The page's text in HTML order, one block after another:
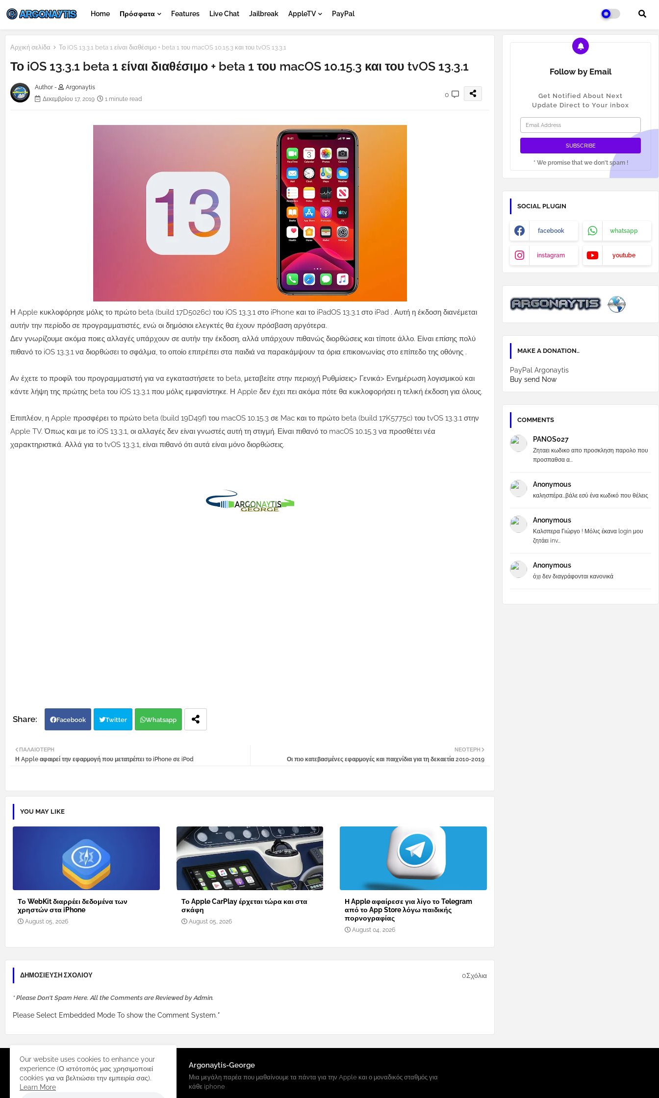
Home Πρόσφατα Features Live Chat Jailbreak AppleTV PayPal
Αρχική σελίδα Το iOS 13.3.1 beta 1 είναι διαθέσιμο + beta 1 του macOS 10.15.3 και του tvOS 13.3.1
Το iOS 13.3.1 beta 1 είναι διαθέσιμο + beta 1 του macOS 10.15.3 και του tvOS 13.3.1
Author -
Argonaytis
Δεκεμβρίου 17, 2019
1 minute read
0
Η Apple κυκλοφόρησε μόλις το πρώτο beta (build 17D5026c) του iOS 13.3.1 στο iPhone και το iPadOS 13.3.1 στο iPad . Αυτή η έκδοση διανέμεται
αυτήν την περίοδο σε προγραμματιστές, ενώ οι δημόσιοι ελεγκτές θα έχουν πρόσβαση αργότερα.
Δεν γνωρίζουμε ακόμα ποιες αλλαγές υπάρχουν σε αυτήν την έκδοση, αλλά υπάρχουν πιθανώς διορθώσεις και τίποτε άλλο. Είναι επίσης πολύ
πιθανό το iOS 13.3.1 να διορθώσει το σφάλμα, το οποίο επιτρέπει στα παιδιά να παρακάμψουν τα όρια επικοινωνίας στο επίπεδο της οθόνης .
Αν έχετε το προφίλ του προγραμματιστή για να εγκαταστήσετε το beta, μεταβείτε στην περιοχή Ρυθμίσεις> Γενικά> Ενημέρωση λογισμικού και
κάντε λήψη της πρώτης beta του iOS 13.3.1 που μόλις εμφανίστηκε. Η Apple δεν έχει πει ακόμα πότε θα κυκλοφορήσει η τελική έκδοση για όλους.
Επιπλέον, η Apple προσφέρει το πρώτο beta (build 19D49f) του macOS 10.15.3 σε Mac και το πρώτο beta (build 17K5775c) του tvOS 13.3.1 στην
Apple TV. Όπως και με το iOS 13.3.1, οι αλλαγές δεν είναι γνωστές αυτή τη στιγμή. Είναι πιθανό το macOS 10.15.3 να προσθέτει νέα
χαρακτηριστικά. Αλλά για το tvOS 13.3.1, είναι πιθανό ότι αυτά είναι μόνο διορθώσεις.
Facebook Twitter Whatsapp
ΝΕΌΤΕΡΗ
Οι πιο κατεβασμένες εφαρμογές και παιχνίδια για τη δεκαετία 2010-2019
ΠΑΛΑΙΌΤΕΡΗ
Η Apple αφαιρεί την εφαρμογή που μετατρέπει το iPhone σε iPod
YOU MAY LIKE
Το WebKit διαρρέει δεδομένα των
χρηστών στα iPhone
August 05, 2026
Το Apple CarPlay έρχεται τώρα και στα
σκάφη
August 05, 2026
Η Apple αφαίρεσε για λίγο το Telegram
από το App Store λόγω παιδικής
πορνογραφίας
August 04, 2026
ΔΗΜΟΣΊΕΥΣΗ ΣΧΟΛΊΟΥ 0Σχόλια
* Please Don't Spam Here. All the Comments are Reviewed by Admin.
Please Select Embedded Mode To show the Comment System.*
Follow by Email
Get Notified About Next
Update Direct to Your inbox
* We promise that we don't spam !
SOCIAL PLUGIN
facebook whatsapp
instagram youtube
MAKE A DONATION..
PayPal Argonaytis
Buy send Now
COMMENTS
PANOS027
Ζηταει κωδικο απο προσκληση παρολο που
προσπαθσα α...
Anonymous
καλησπέρα...βάλε εσύ ένα κωδικό που θέλεις
Anonymous
Καλσπερα Γιώργο ! Μόλις έκανα login μου
ζητάει inv...
Anonymous
όχι δεν διαγράφονται κανονικά
Argonaytis-George
Μια μεγάλη παρέα που μαθαίνουμε τα πάντα για την Apple και ο μοναδικός σταθμός για
κάθε iphone
Our website uses cookies to enhance your
experience (Ο ιστότοπός μας χρησιμοποιεί
cookies για να βελτιώσει την εμπειρία σας).
Learn More